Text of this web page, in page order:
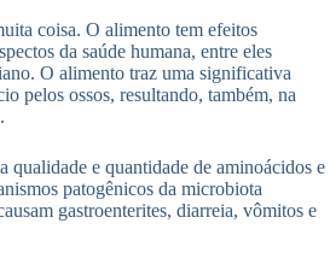
coisa. O alimento tem efeitos
da saúde humana, entre eles
O alimento traz uma significativa
pelos ossos, resultando, também, na
qualidade e quantidade de aminoácidos e
patogênicos da microbiota
gastroenterites, diarreia, vômitos e